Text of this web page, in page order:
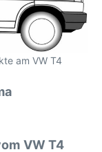
am VW T4
VW T4